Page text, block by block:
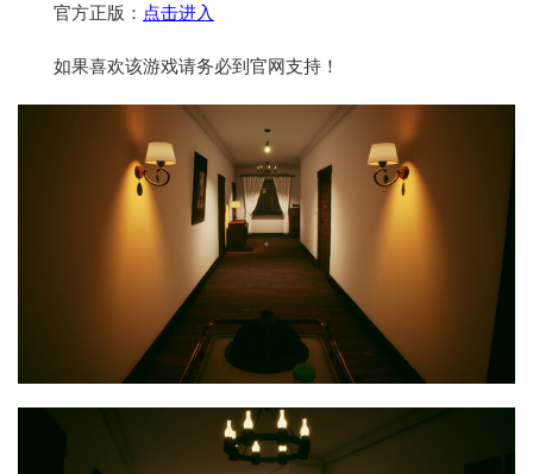
官方正版： 点击进入
如果喜欢该游戏请务必到官网支持！